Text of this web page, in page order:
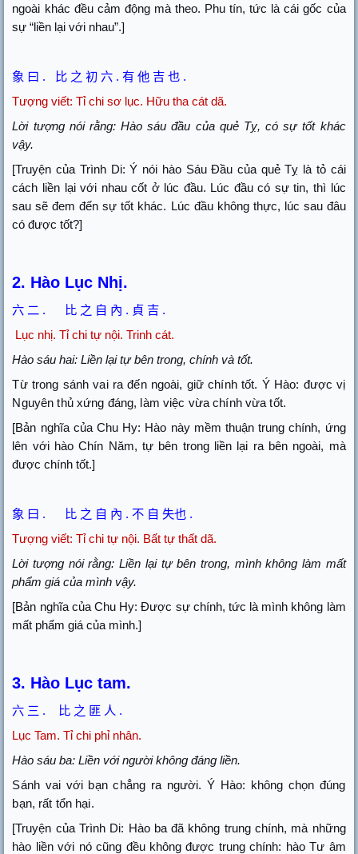
ngoài khác đều cảm động mà theo. Phu tín, tức là cái gốc của
sự “liền lại với nhau”.]
象 曰 . 比 之 初 六 .有 他 吉 也 .
Tượng viết: Tỉ chi sơ lục. Hữu tha cát dã.
Lời tượng nói rằng: Hào sáu đầu của quẻ Tỵ, có sự tốt khác
vậy.
[Truyện của Trình Di: Ý nói hào Sáu Đầu của quẻ Tỵ là tỏ cái
cách liền lại với nhau cốt ở lúc đầu. Lúc đầu có sự tin, thì lúc
sau sẽ đem đến sự tốt khác. Lúc đầu không thực, lúc sau đâu
có được tốt?]
2. Hào Lục Nhị.
六 二 . 比 之 自 內 . 貞 吉 .
Lục nhị.Tỉ chi tự nội. Trinh cát.
Hào sáu hai: Liền lại tự bên trong, chính và tốt.
Từ trong sánh vai ra đến ngoài, giữ chính tốt. Ý Hào: được vị
Nguyên thủ xứng đáng, làm việc vừa chính vừa tốt.
[Bản nghĩa của Chu Hy: Hào này mềm thuận trung chính, ứng
lên với hào Chín Năm, tự bên trong liền lại ra bên ngoài, mà
được chính tốt.]
象 曰 . 比 之 自 內 .不 自 失也 .
Tượng viết:Tỉ chi tự nội. Bất tự thất dã.
Lời tượng nói rằng: Liền lại tự bên trong, mình không làm mất
phẩm giá của mình vậy.
[Bản nghĩa của Chu Hy: Được sự chính, tức là mình không làm
mất phẩm giá của mình.]
3. Hào Lục tam.
六 三 . 比 之 匪 人 .
Lục Tam.Tỉ chi phỉ nhân.
Hào sáu ba: Liền với người không đáng liền.
Sánh vai với bạn chẳng ra người. Ý Hào: không chọn đúng
bạn, rất tổn hại.
[Truyện của Trình Di: Hào ba đã không trung chính, mà những
hào liền với nó cũng đều không được trung chính: hào Tư âm